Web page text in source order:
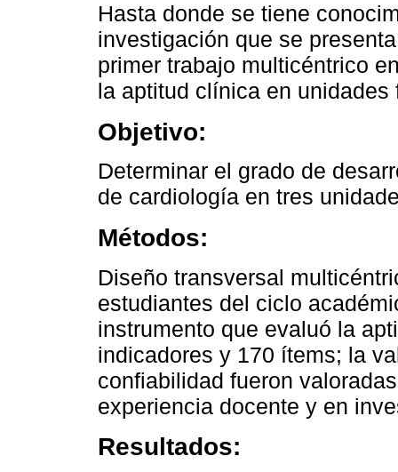
Hasta donde se tiene
investigación que se
primer trabajo multicéntrico
la aptitud clínica en
Objetivo:
Determinar el grado de
de cardiología en tres
Métodos:
Diseño transversal
estudiantes del ciclo
instrumento que evaluó la
indicadores y 170 ítems; la
confiabilidad fueron
experiencia docente y en
Resultados: